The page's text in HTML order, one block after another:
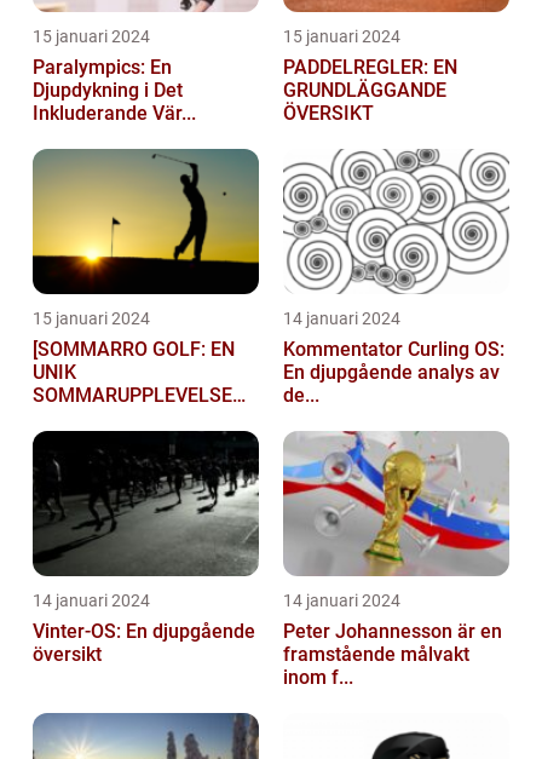
15 januari 2024
Paralympics: En
Djupdykning i Det
Inkluderande Vär...
15 januari 2024
PADDELREGLER: EN
GRUNDLÄGGANDE
ÖVERSIKT
15 januari 2024
[SOMMARRO GOLF: EN
UNIK
SOMMARUPPLEVELSE
14 januari 2024
Kommentator Curling OS:
En djupgående analys av
de...
14 januari 2024
Vinter-OS: En djupgående
översikt
14 januari 2024
Peter Johannesson är en
framstående målvakt
inom f...